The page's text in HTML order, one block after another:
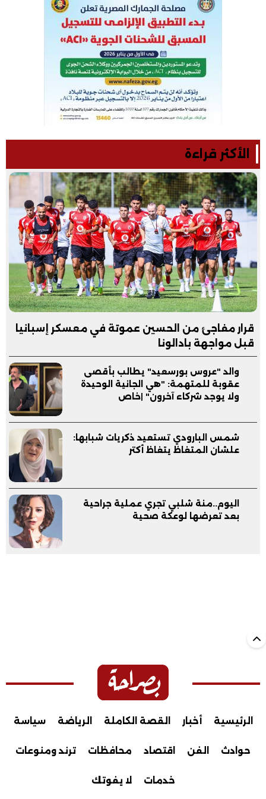
الأكثر قراءة
قرار مفاجئ من الحسين عموتة في معسكر إسبانيا
قبل مواجهة بادالونا
والد "عروس بورسعيد" يطالب بأقصى
عقوبة للمتهمة: "هي الجانية الوحيدة
ولا يوجد شركاء آخرون" |خاص
شمس البارودي تستعيد ذكريات شبابها:
علشان المتغاظ يتغاظ أكتر
اليوم..منة شلبي تجري عملية جراحية
بعد تعرضها لوعكة صحية
الرئيسية أخبار القصة الكاملة الرياضة سياسة
حوادث الفن اقتصاد محافظات ترند ومنوعات
خدمات لا يفوتك